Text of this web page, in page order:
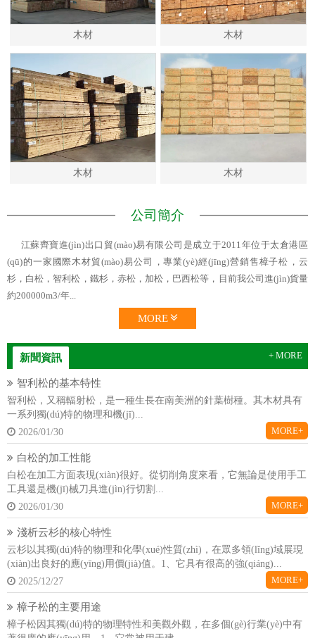
木材 木材
木材 木材
公司簡介
江蘇齊寶進(jìn)出口貿(mào)易有限公司是成立于2011年位于太倉港區
(qū)的一家國際木材貿(mào)易公司，專業(yè)經(jīng)營銷售樟子松，云
杉，白松，智利松，鐵杉，赤松，加松，巴西松等，目前我公司進(jìn)貨量
約200000m3/年...
MORE
新聞資訊 + MORE
智利松的基本特性
智利松，又稱輻射松，是一種生長在南美洲的針葉樹種。其木材具有
一系列獨(dú)特的物理和機(jī)...
2026/01/30
MORE+
白松的加工性能
白松在加工方面表現(xiàn)很好。從切削角度來看，它無論是使用手工
工具還是機(jī)械刀具進(jìn)行切割...
2026/01/30
MORE+
淺析云杉的核心特性
云杉以其獨(dú)特的物理和化學(xué)性質(zhì)，在眾多領(lǐng)域展現
(xiàn)出良好的應(yīng)用價(jià)值。1、它具有很高的強(qiáng)...
2025/12/27
MORE+
樟子松的主要用途
樟子松因其獨(dú)特的物理特性和美觀外觀，在多個(gè)行業(yè)中有